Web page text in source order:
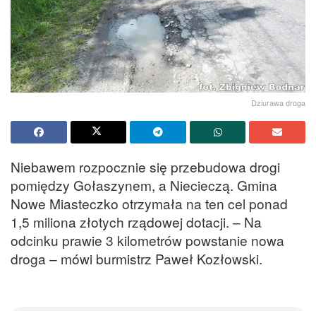
Dziurawa droga
Niebawem rozpocznie się przebudowa drogi
pomiędzy Gołaszynem, a Niecieczą. Gmina
Nowe Miasteczko otrzymała na ten cel ponad
1,5 miliona złotych rządowej dotacji. – Na
odcinku prawie 3 kilometrów powstanie nowa
droga – mówi burmistrz Paweł Kozłowski.